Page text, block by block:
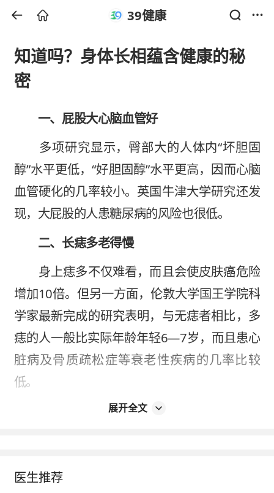
39健康
知道吗？身体长相蕴含健康的秘
密
一、屁股大心脑血管好
多项研究显示，臀部大的人体内“坏胆固
醇”水平更低，“好胆固醇”水平更高，因而心脑
血管硬化的几率较小。英国牛津大学研究还发
现，大屁股的人患糖尿病的风险也很低。
二、长痣多老得慢
身上痣多不仅难看，而且会使皮肤癌危险
增加10倍。但另一方面，伦敦大学国王学院科
学家最新完成的研究表明，与无痣者相比，多
痣的人一般比实际年龄年轻6―7岁，而且患心
脏病及骨质疏松症等衰老性疾病的几率比较
低。
脊柱更挺拔
曲，乳房小的人则不会。从性爱角度来说，小
展开全文
医生推荐